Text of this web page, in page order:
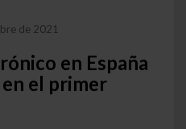
de 2021
en España
el primer